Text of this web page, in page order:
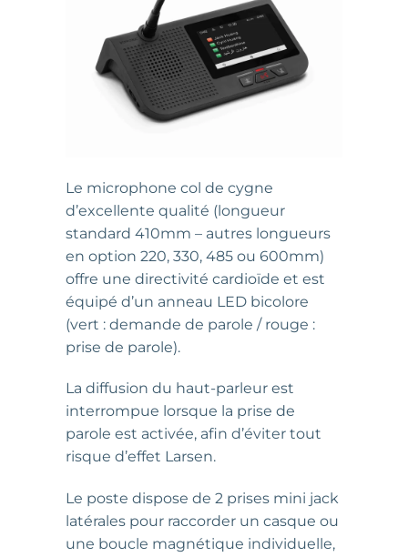
Le microphone col de cygne
d’excellente qualité (longueur
standard 410mm – autres longueurs
en option 220, 330, 485 ou 600mm)
offre une directivité cardioïde et est
équipé d’un anneau LED bicolore
(vert : demande de parole / rouge :
prise de parole).
La diffusion du haut-parleur est
interrompue lorsque la prise de
parole est activée, afin d’éviter tout
risque d’effet Larsen.
Le poste dispose de 2 prises mini jack
latérales pour raccorder un casque ou
une boucle magnétique individuelle,